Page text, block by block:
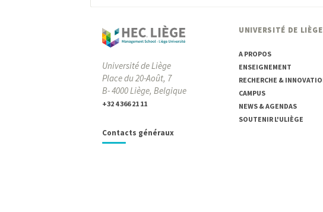
Université de Liège
Place du 20-Août, 7
B- 4000 Liège, Belgique
+32 4 366 21 11
Contacts généraux
UNIVERSITÉ DE LIÈGE
A PROPOS
ENSEIGNEMENT
RECHERCHE &
CAMPUS
NEWS & AGENDAS
SOUTENIR L'ULIÈGE